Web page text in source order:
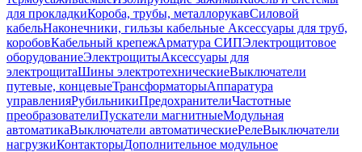
для прокладкиКороба, трубы, металлорукавСиловой
кабельНаконечники, гильзы кабельные Аксессуары для труб,
коробовКабельный крепежАрматура СИПЭлектрощитовое
оборудованиеЭлектрощитыАксессуары для
электрощитаШины электротехническиеВыключатели
путевые, концевыеТрансформаторыАппаратура
управленияРубильникиПредохранителиЧастотные
преобразователиПускатели магнитныеМодульная
автоматикаВыключатели автоматическиеРелеВыключатели
нагрузкиКонтакторыДополнительное модульное